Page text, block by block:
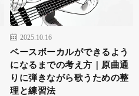
2025.10.16
ベースボーカルができるよう
になるまでの考え方｜原曲通
りに弾きながら歌うための整
理と練習法